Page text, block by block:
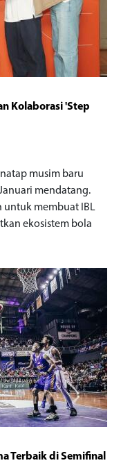
Kolaborasi 'Step
musim baru
mendatang.
untuk membuat IBL
ekosistem bola
Terbaik di Semifinal